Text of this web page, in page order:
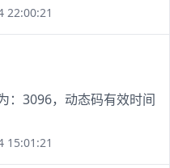
22:00:21
：3096，动态码有效时间
15:01:21